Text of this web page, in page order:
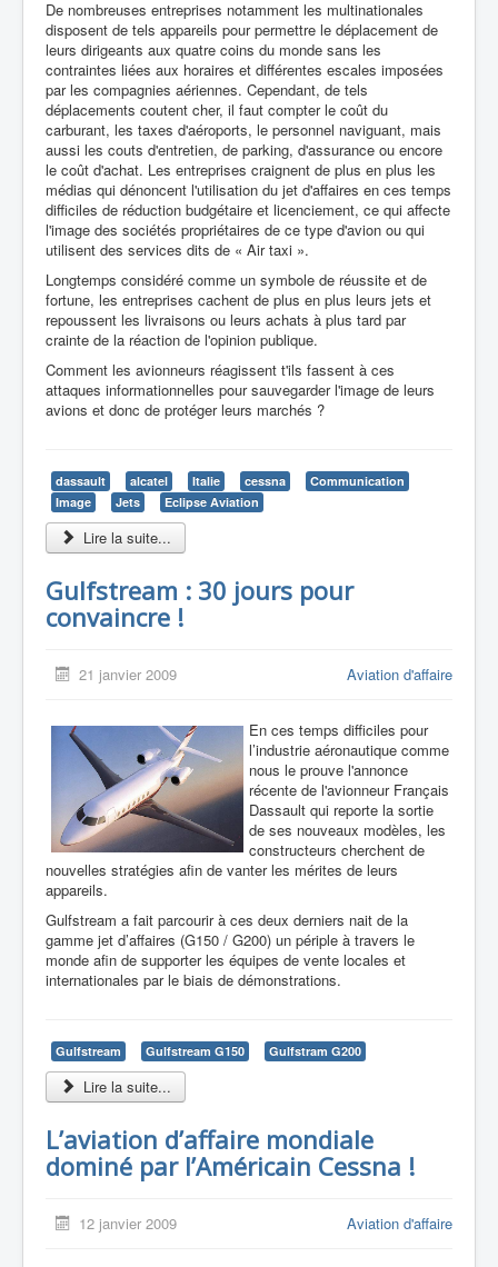
De nombreuses entreprises notamment les multinationales
disposent de tels appareils pour permettre le déplacement de
leurs dirigeants aux quatre coins du monde sans les
contraintes liées aux horaires et différentes escales imposées
par les compagnies aériennes. Cependant, de tels
déplacements coutent cher, il faut compter le coût du
carburant, les taxes d'aéroports, le personnel naviguant, mais
aussi les couts d'entretien, de parking, d'assurance ou encore
le coût d'achat. Les entreprises craignent de plus en plus les
médias qui dénoncent l'utilisation du jet d'affaires en ces temps
difficiles de réduction budgétaire et licenciement, ce qui affecte
l'image des sociétés propriétaires de ce type d'avion ou qui
utilisent des services dits de « Air taxi ».
Longtemps considéré comme un symbole de réussite et de
fortune, les entreprises cachent de plus en plus leurs jets et
repoussent les livraisons ou leurs achats à plus tard par
crainte de la réaction de l'opinion publique.
Comment les avionneurs réagissent t'ils fassent à ces
attaques informationnelles pour sauvegarder l'image de leurs
avions et donc de protéger leurs marchés ?
dassault alcatel Italie cessna
Communication
Image
Jets Eclipse Aviation
Lire la suite...
Gulfstream : 30 jours pour
convaincre !
21 janvier 2009 Aviation d'affaire
En ces temps difficiles pour
l’industrie aéronautique comme
nous le prouve l'annonce
récente de l'avionneur Français
Dassault qui reporte la sortie
de ses nouveaux modèles, les
constructeurs cherchent de
nouvelles stratégies afin de vanter les mérites de leurs
appareils.
Gulfstream a fait parcourir à ces deux derniers nait de la
gamme jet d’affaires (G150 / G200) un périple à travers le
monde afin de supporter les équipes de vente locales et
internationales par le biais de démonstrations.
Gulfstream Gulfstream G150 Gulfstram G200
Lire la suite...
L’aviation d’affaire mondiale
dominé par l’Américain Cessna !
12 janvier 2009 Aviation d'affaire